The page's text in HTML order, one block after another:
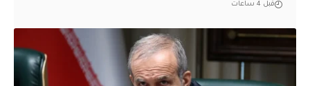
قبل 4 ساعات